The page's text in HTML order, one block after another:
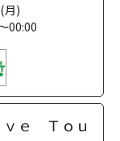
月)
00:00
ｅ Ｔｏｕ